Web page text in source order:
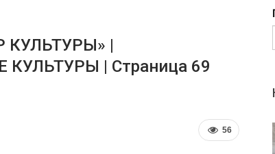
|
| Страница 69
56